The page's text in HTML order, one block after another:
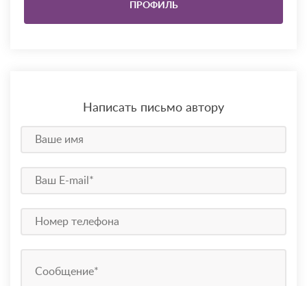
ПРОФИЛЬ
Написать письмо автору